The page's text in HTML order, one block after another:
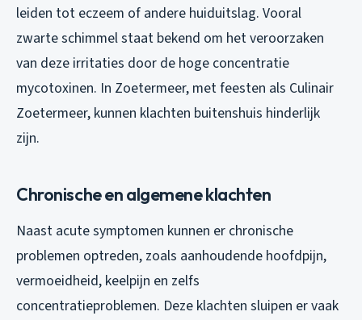
leiden tot eczeem of andere huiduitslag. Vooral
zwarte schimmel staat bekend om het veroorzaken
van deze irritaties door de hoge concentratie
mycotoxinen. In Zoetermeer, met feesten als Culinair
Zoetermeer, kunnen klachten buitenshuis hinderlijk
zijn.
Chronische en algemene klachten
Naast acute symptomen kunnen er chronische
problemen optreden, zoals aanhoudende hoofdpijn,
vermoeidheid, keelpijn en zelfs
concentratieproblemen. Deze klachten sluipen er vaak